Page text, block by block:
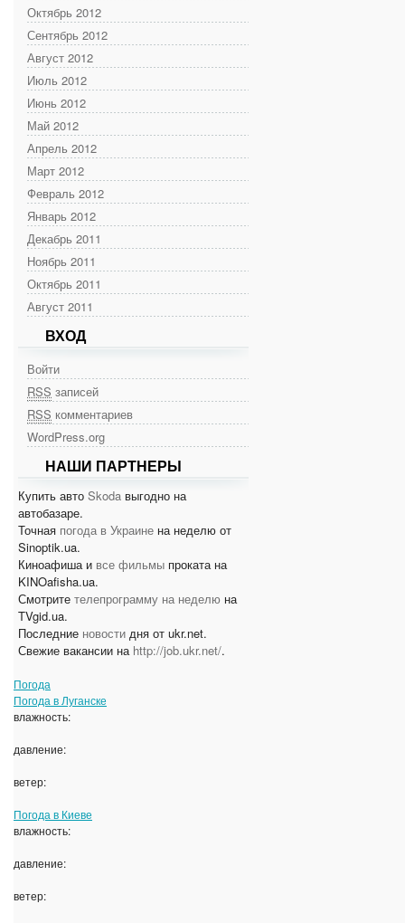
Октябрь 2012
Сентябрь 2012
Август 2012
Июль 2012
Июнь 2012
Май 2012
Апрель 2012
Март 2012
Февраль 2012
Январь 2012
Декабрь 2011
Ноябрь 2011
Октябрь 2011
Август 2011
ВХОД
Войти
RSS записей
RSS комментариев
WordPress.org
НАШИ ПАРТНЕРЫ
Купить авто Skoda выгодно на
автобазаре.
Точная погода в Украине на неделю от
Sinoptik.ua.
Киноафиша и все фильмы проката на
KINOafisha.ua.
Смотрите телепрограмму на неделю на
TVgid.ua.
Последние новости дня от ukr.net.
Свежие вакансии на http://job.ukr.net/.
Погода
Погода в Луганске
влажность:
давление:
ветер:
Погода в Киеве
влажность:
давление:
ветер: